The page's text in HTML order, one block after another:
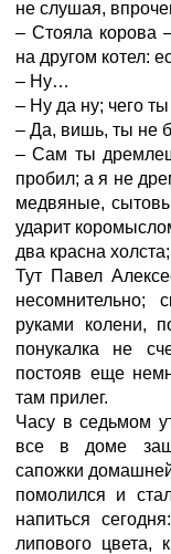
не слушая,
– Стояла корова
на другом котел:
– Ну…
– Ну да ну; чего
– Да, вишь, ты не
– Сам ты
пробил; а я не
медвяные,
ударит
два красна
Тут Павел
несомнительно;
руками колени,
понукалка не
постояв еще
там прилег.
Часу в седьмом
все в доме
сапожки
помолился и
напиться
липового цвета,